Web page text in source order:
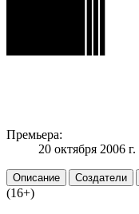
Премьера:
20 октября 2006 г.
Описание Создатели
(16+)